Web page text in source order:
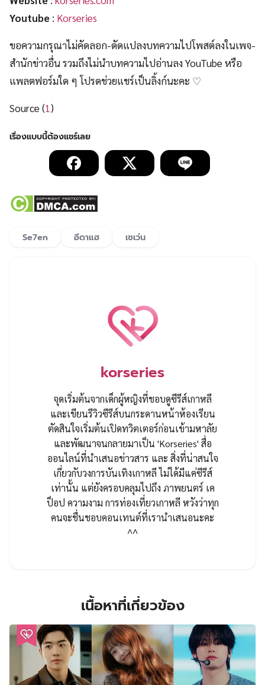
Youtube : Korseries
ขอความกรุณาไม่คัดลอก-ดัดแปลงบทความไปโพสต์ลงในเพจ-
สำนักข่าวอื่น รวมถึงไม่นำบทความไปอ่านลง YouTube หรือ
แพลตฟอร์มใด ๆ โปรดช่วยแชร์เป็นลิ้งก์นะคะ ♡
Source (1)
Se7en อีดาแฮ เซเว่น
korseries
จุดเริ่มต้นจากเด็กผู้หญิงที่ชอบดูซีรีส์เกาหลี
และเขียนรีวิวซีรีส์บนกระดานหน้าห้องเรียน
ตัดสินใจเริ่มต้นเปิดทวิตเตอร์ก่อนเข้ามหาลัย
และพัฒนาจนกลายมาเป็น 'Korseries' สื่อ
ออนไลน์ที่นำเสนอข่าวสาร และ สิ่งที่น่าสนใจ
เกี่ยวกับวงการบันเทิงเกาหลี ไม่ได้มีแค่ซีรีส์
เท่านั้น แต่ยังครอบคลุมไปถึง ภาพยนตร์ เค
ป็อป ความงาม การท่องเที่ยวเกาหลี หวังว่าทุก
คนจะชื่นชอบคอนเทนต์ที่เรานำเสนอนะคะ
^^
เนื้อหาที่เกี่ยวข้อง